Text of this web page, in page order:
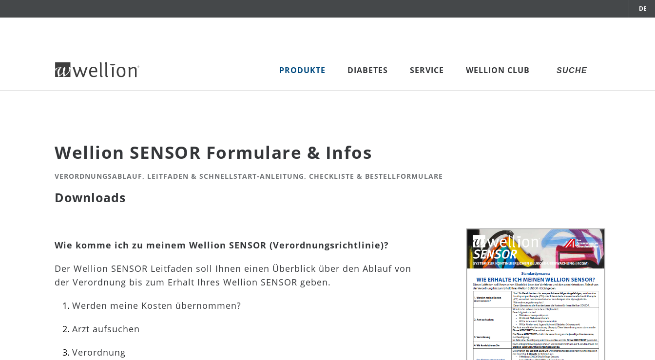
DE
PRODUKTE DIABETES SERVICE WELLION CLUB
Wellion SENSOR Formulare & Infos
VERORDNUNGSABLAUF, LEITFADEN & SCHNELLSTART-ANLEITUNG, CHECKLISTE & BESTELLFORMULARE
Downloads
Wie komme ich zu meinem Wellion SENSOR (Verordnungsrichtlinie)?
Der Wellion SENSOR Leitfaden soll Ihnen einen Überblick über den Ablauf von
der Verordnung bis zum Erhalt Ihres Wellion SENSOR geben.
Werden meine Kosten übernommen?
Arzt aufsuchen
Verordnung